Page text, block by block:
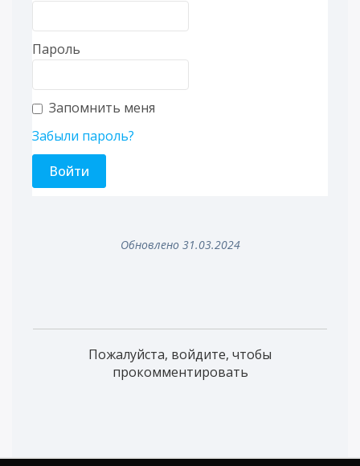
Пароль
Запомнить меня
Забыли пароль?
Обновлено 31.03.2024
Пожалуйста, войдите, чтобы
прокомментировать